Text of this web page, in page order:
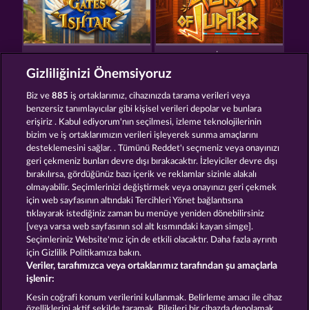
GATES OF ISHTAR AURA OF JUPITER
POSEIDON'S RISING MEDUSA'S LAIR
Hüküm ve Koşullar Gizlilik Beyanı
Şirket SSS Sözlük Ortaklık programı
Facebook
İptal talebini gönder
Gizliliğinizi Önemsiyoruz
Biz ve885 iş ortaklarımız, cihazınızda tarama verileri veya
benzersiz tanımlayıcılar gibi kişisel verileri depolar ve bunlara
erişiriz . Kabul ediyorum'nın seçilmesi, izleme teknolojilerinin
bizim ve iş ortaklarımızın verileri işleyerek sunma amaçlarını
desteklemesini sağlar. . Tümünü Reddet'ı seçmeniz veya onayınızı
geri çekmeniz bunları devre dışı bırakacaktır. İzleyiciler devre dışı
bırakılırsa, gördüğünüz bazı içerik ve reklamlar sizinle alakalı
olmayabilir. Seçimlerinizi değiştirmek veya onayınızı geri çekmek
için web sayfasının altındaki Tercihleri Yönet bağlantısına
tıklayarak istediğiniz zaman bu menüye yeniden dönebilirsiniz
[veya varsa web sayfasının sol alt kısmındaki kayan simge].
Seçimleriniz Website'mız için de etkili olacaktır. Daha fazla ayrıntı
için Gizlilik Politikamıza bakın.
Veriler, tarafımızca veya ortaklarımız tarafından şu amaçlarla
işlenir:
Kesin coğrafi konum verilerini kullanmak. Belirleme amacı ile cihaz